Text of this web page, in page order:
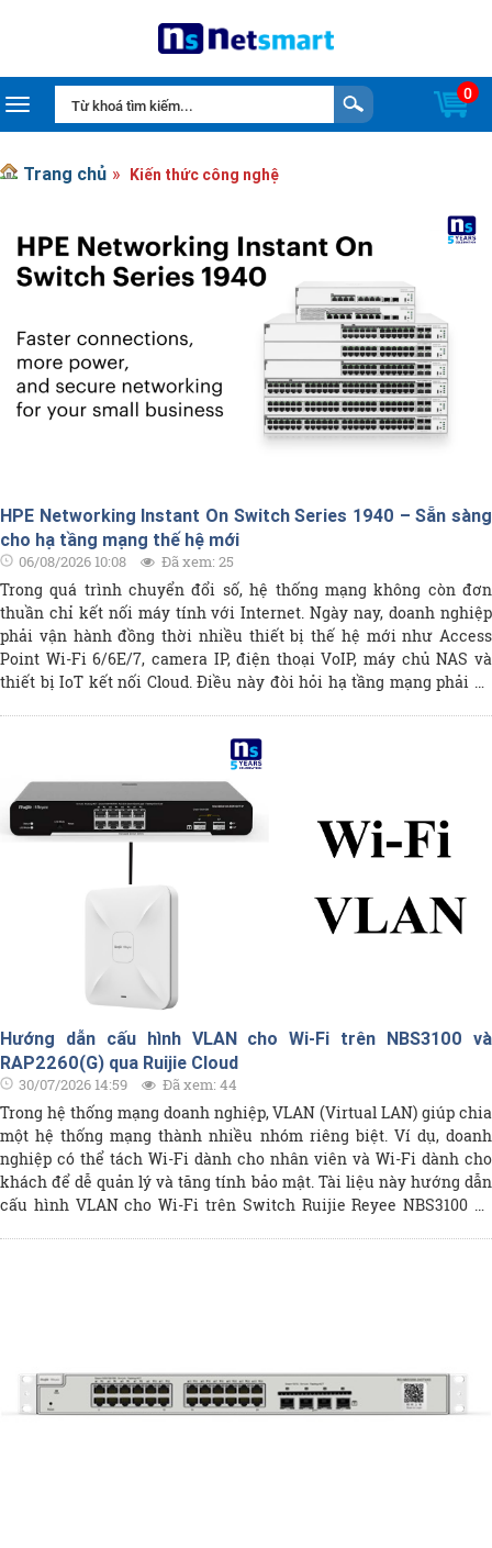
0
Toggle navigation
Trang chủ Kiến thức công nghệ
HPE Networking Instant On Switch Series 1940 – Sẵn sàng
cho hạ tầng mạng thế hệ mới
06/08/2026 10:08 Đã xem: 25
Trong quá trình chuyển đổi số, hệ thống mạng không còn đơn
thuần chỉ kết nối máy tính với Internet. Ngày nay, doanh nghiệp
phải vận hành đồng thời nhiều thiết bị thế hệ mới như Access
Point Wi-Fi 6/6E/7, camera IP, điện thoại VoIP, máy chủ NAS và
thiết bị IoT kết nối Cloud. Điều này đòi hỏi hạ tầng mạng phải có
vẫn là đầu tư một hệ thống mạng mạnh mẽ nhưng vẫn tối ưu chi
phí. Bên cạnh đó, không phải đơn vị nào cũng có đội ngũ IT chuyên
trách để vận hành các hệ thống phức tạp. Chính vì vậy, HPE
Networking Instant On Switch Series 1940 được phát triển nhằm
đem đến một giải pháp chuyển mạch thông minh, dễ triển khai
nhưng vẫn sở hữu nhiều tính năng thường chỉ xuất hiện trên các
dòng switch doanh nghiệp cao cấp như quản lý Cloud, Static
Routing, bảo mật tích hợp và các cổng SmartRate Multi-Gigabit tốc
Hướng dẫn cấu hình VLAN cho Wi-Fi trên NBS3100 và
RAP2260(G) qua Ruijie Cloud
30/07/2026 14:59 Đã xem: 44
Trong hệ thống mạng doanh nghiệp, VLAN (Virtual LAN) giúp chia
một hệ thống mạng thành nhiều nhóm riêng biệt. Ví dụ, doanh
nghiệp có thể tách Wi-Fi dành cho nhân viên và Wi-Fi dành cho
khách để dễ quản lý và tăng tính bảo mật. Tài liệu này hướng dẫn
cấu hình VLAN cho Wi-Fi trên Switch Ruijie Reyee NBS3100 và